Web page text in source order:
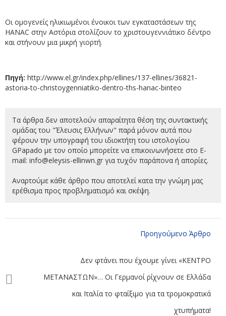
Οι ομογενείς ηλικιωμένοι ένοικοι των εγκαταστάσεων της
HANAC στην Αστόρια στολίζουν το χριστουγεννιάτικο δέντρο
και στήνουν μια μικρή γιορτή.
Πηγή: http://www.el.gr/index.php/ellines/137-ellines/36821-
astoria-to-christoygenniatiko-dentro-ths-hanac-binteo
Τα άρθρα δεν αποτελούν απαραίτητα θέση της συντακτικής
ομάδας του "Έλευσις Ελλήνων" παρά μόνον αυτά που
φέρουν την υπογραφή του ιδιοκτήτη του ιστολογίου
GPapado με τον οποίο μπορείτε να επικοινωνήσετε στο E-
mail: info@eleysis-ellinwn.gr για τυχόν παράπονα ή απορίες.
Αναρτούμε κάθε άρθρο που αποτελεί κατα την γνώμη μας
ερέθισμα προς προβληματισμό και σκέψη.
Προηγούμενο Άρθρο
Δεν φτάνει που έχουμε γίνει «ΚΕΝΤΡΟ
ΜΕΤΑΝΑΣΤΩΝ»… Οι Γερμανοί ρίχνουν σε Ελλάδα
και Ιταλία το φταίξιμο για τα τρομοκρατικά
χτυπήματα!